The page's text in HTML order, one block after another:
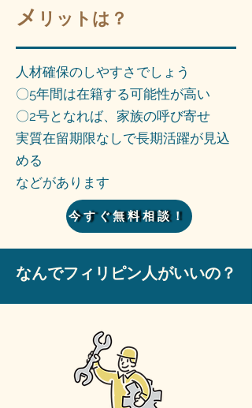
メ リットは？
人材確保のしやすさでしょう
〇5年間は在籍する可能性が高い
〇2号となれば、家族の呼び寄せ
実質在留期限なしで長期活躍が見込
める
などがあります
今すぐ無料相談！
​なんでフィリピン人がいいの？